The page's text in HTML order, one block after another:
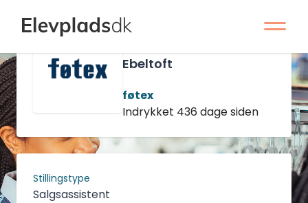
Salgsassistentelev
Ebeltoft
føtex
Indrykket 436 dage siden
Stillingstype
Salgsassistent